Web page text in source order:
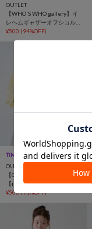
OUTLET
【WHO'S WHO gallery】イ
レヘムギャザーオフショル
ブラウス
¥500 (94%OFF)
TIME SALE
OUTLET
【CIAOPANIC TYPY】
【india】2WAY裾紐ギャザ
ードビーブラウス
¥500(91%OFF)